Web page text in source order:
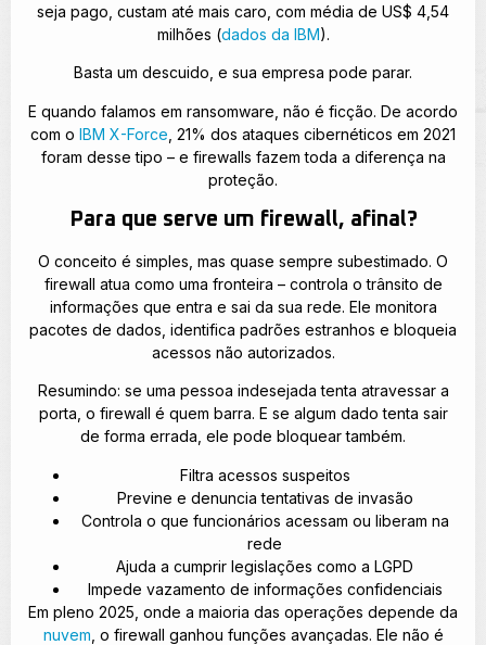
seja pago, custam até mais caro, com média de US$ 4,54
milhões (dados da IBM).
Basta um descuido, e sua empresa pode parar.
E quando falamos em ransomware, não é ficção. De acordo
com o IBM X-Force , 21% dos ataques cibernéticos em 2021
foram desse tipo – e firewalls fazem toda a diferença na
proteção.
Para que serve um firewall, afinal?
O conceito é simples, mas quase sempre subestimado. O
firewall atua como uma fronteira – controla o trânsito de
informações que entra e sai da sua rede. Ele monitora
pacotes de dados, identifica padrões estranhos e bloqueia
acessos não autorizados.
Resumindo: se uma pessoa indesejada tenta atravessar a
porta, o firewall é quem barra. E se algum dado tenta sair
de forma errada, ele pode bloquear também.
Filtra acessos suspeitos
Previne e denuncia tentativas de invasão
Controla o que funcionários acessam ou liberam na
rede
Ajuda a cumprir legislações como a LGPD
Impede vazamento de informações confidenciais
Em pleno 2025, onde a maioria das operações depende da
nuvem , o firewall ganhou funções avançadas. Ele não é